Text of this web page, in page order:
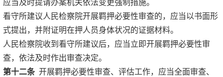
应当及时提请办案机关依法变更强制措施。
看守所建议人民检察院开展羁押必要性审查的，应当以书面形
式提出，并附证明在押人员身体状况的证据材料。
人民检察院收到看守所建议后，应当立即开展羁押必要性审
查，依法及时作出审查决定。
第十二条开展羁押必要性审查、评估工作，应当全面审查、